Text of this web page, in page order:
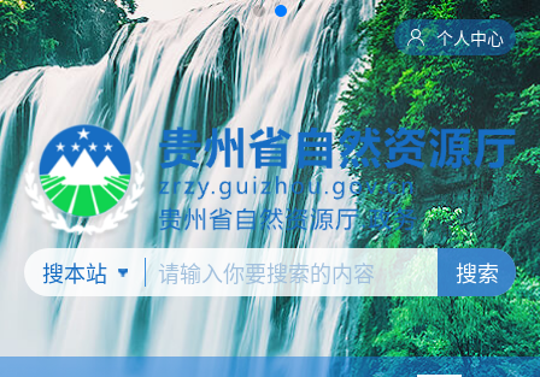
个人中心
搜索